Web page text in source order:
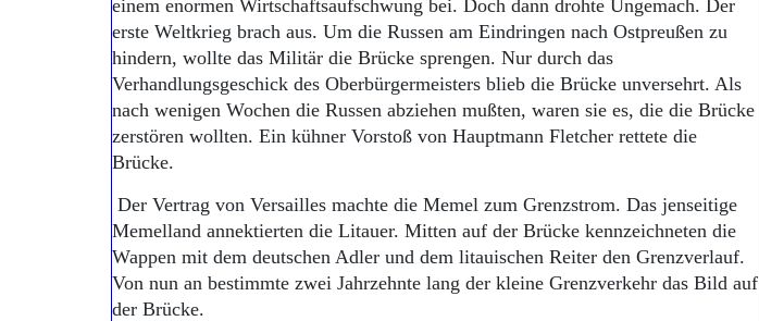
einem enormen Wirtschaftsaufschwung bei. Doch dann drohte Ungemach. Der
erste Weltkrieg brach aus. Um die Russen am Eindringen nach Ostpreußen zu
hindern, wollte das Militär die Brücke sprengen. Nur durch das
Verhandlungsgeschick des Oberbürgermeisters blieb die Brücke unversehrt. Als
nach wenigen Wochen die Russen abziehen mußten, waren sie es, die die Brücke
zerstören wollten. Ein kühner Vorstoß von Hauptmann Fletcher rettete die
Brücke.
Der Vertrag von Versailles machte die Memel zum Grenzstrom. Das jenseitige
Memelland annektierten die Litauer. Mitten auf der Brücke kennzeichneten die
Wappen mit dem deutschen Adler und dem litauischen Reiter den Grenzverlauf.
Von nun an bestimmte zwei Jahrzehnte lang der kleine Grenzverkehr das Bild auf
der Brücke.